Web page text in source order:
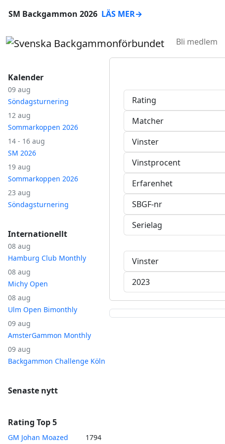
SM Backgammon 2026 LÄS MER→
Bli medlem
Kalender
09 aug
Söndagsturnering
12 aug
Sommarkoppen 2026
14 - 16 aug
SM 2026
19 aug
Sommarkoppen 2026
23 aug
Söndagsturnering
Internationellt
08 aug
Hamburg Club Monthly
08 aug
Michy Open
08 aug
Ulm Open Bimonthly
09 aug
AmsterGammon Monthly
09 aug
Backgammon Challenge Köln
Senaste nytt
Rating Top 5
GM Johan Moazed 1794
Rating
Matcher
Vinster
Vinstprocent
Erfarenhet
SBGF-nr
Serielag
Vinster
2023